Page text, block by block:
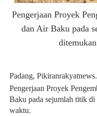
Pengerjaan Proyek
dan Air Baku pada
Padang,
Pengerjaan Proyek
Baku pada sejumlah titik
waktu.